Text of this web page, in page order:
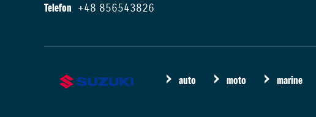
Telefon +48 856543826
auto moto marine